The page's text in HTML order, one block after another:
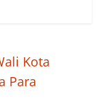
Kota
Para